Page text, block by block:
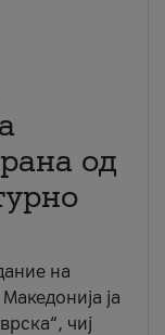
од
на
ја
чиј